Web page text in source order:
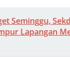
Seminggu,
Lapangan